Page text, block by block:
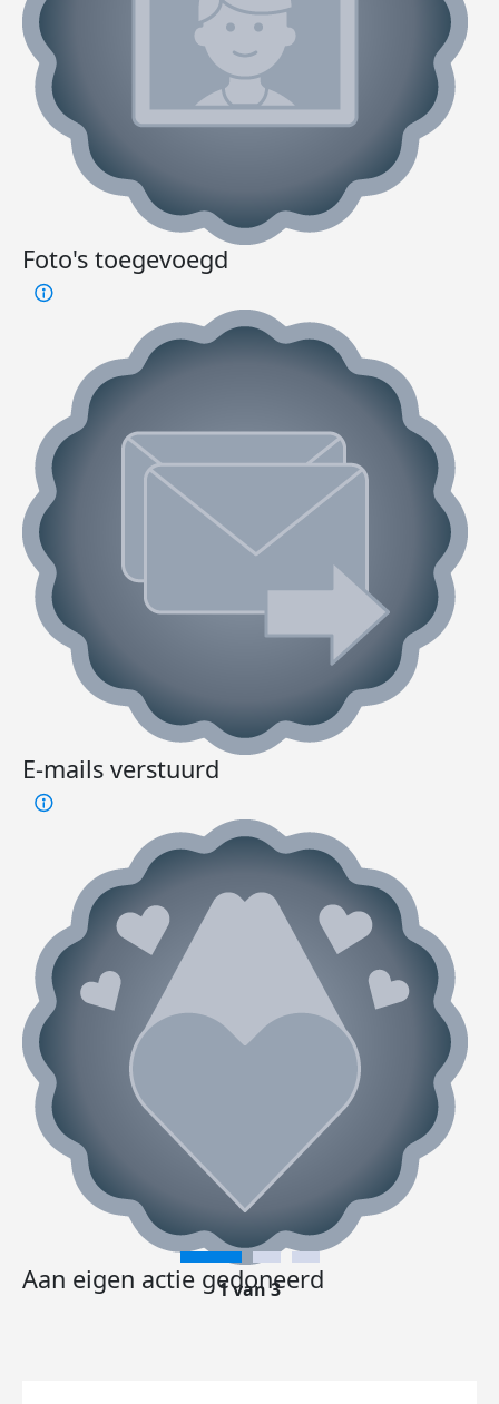
Foto's toegevoegd
E-mails verstuurd
Aan eigen actie gedoneerd
1 van 3